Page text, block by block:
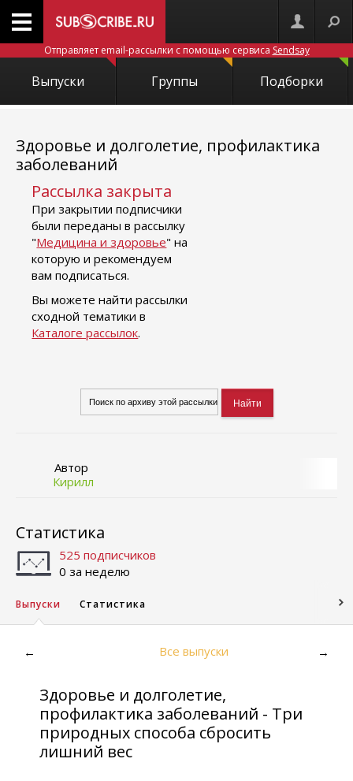
Отправляет email-рассылки с помощью сервиса Sendsay
Выпуски Группы Подборки
Здоровье и долголетие, профилактика
заболеваний
Рассылка закрыта
При закрытии подписчики
были переданы в рассылку
"Медицина и здоровье" на
которую и рекомендуем
вам подписаться.
Вы можете найти рассылки
сходной тематики в
Каталоге рассылок.
Автор
Кирилл
Статистика
525 подписчиков
0 за неделю
Выпуски Статистика
← Все выпуски →
Здоровье и долголетие,
профилактика заболеваний - Три
природных способа сбросить
лишний вес